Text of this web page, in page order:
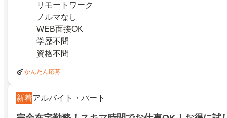
リモートワーク
ノルマなし
WEB面接OK
学歴不問
資格不問
かんたん応募
新着アルバイト・パート